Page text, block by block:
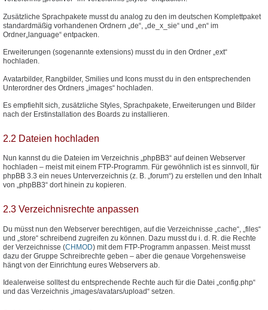
Zusätzliche Sprachpakete musst du analog zu den im deutschen Komplettpaket
standardmäßig vorhandenen Ordnern „de“, „de_x_sie“ und „en“ im
Ordner„language“ entpacken.
Erweiterungen (sogenannte extensions) musst du in den Ordner „ext“
hochladen.
Avatarbilder, Rangbilder, Smilies und Icons musst du in den entsprechenden
Unterordner des Ordners „images“ hochladen.
Es empfiehlt sich, zusätzliche Styles, Sprachpakete, Erweiterungen und Bilder
nach der Erstinstallation des Boards zu installieren.
2.2 Dateien hochladen
Nun kannst du die Dateien im Verzeichnis „phpBB3“ auf deinen Webserver
hochladen – meist mit einem FTP-Programm. Für gewöhnlich ist es sinnvoll, für
phpBB 3.3 ein neues Unterverzeichnis (z. B. „forum“) zu erstellen und den Inhalt
von „phpBB3“ dort hinein zu kopieren.
2.3 Verzeichnisrechte anpassen
Du müsst nun den Webserver berechtigen, auf die Verzeichnisse „cache“, „files“
und „store“ schreibend zugreifen zu können. Dazu musst du i. d. R. die Rechte
der Verzeichnisse (CHMOD) mit dem FTP-Programm anpassen. Meist musst
dazu der Gruppe Schreibrechte geben – aber die genaue Vorgehensweise
hängt von der Einrichtung eures Webservers ab.
Idealerweise solltest du entsprechende Rechte auch für die Datei „config.php“
und das Verzeichnis „images/avatars/upload“ setzen.